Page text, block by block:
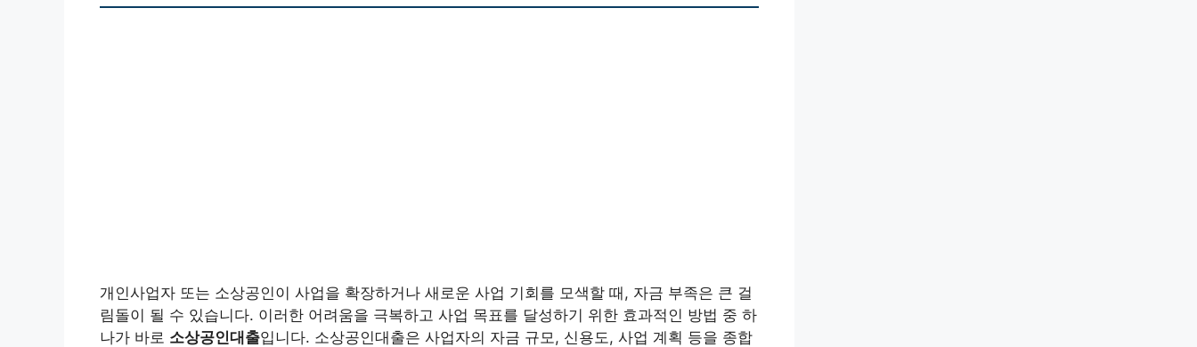
개인사업자 또는 소상공인이 사업을 확장하거나 새로운 사업 기회를 모색할 때, 자금 부족은 큰 걸
림돌이 될 수 있습니다. 이러한 어려움을 극복하고 사업 목표를 달성하기 위한 효과적인 방법 중 하
나가 바로 소상공인대출입니다. 소상공인대출은 사업자의 자금 규모, 신용도, 사업 계획 등을 종합